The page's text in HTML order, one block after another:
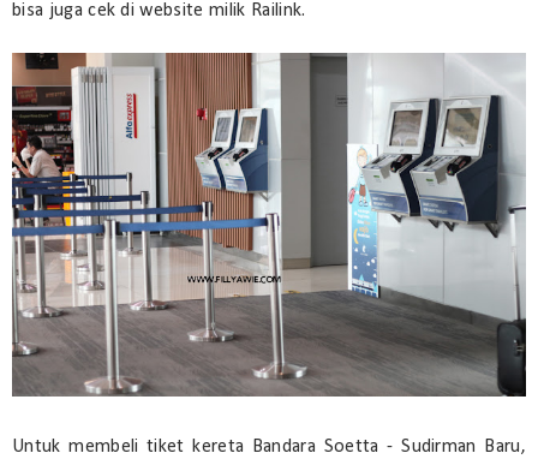
bisa juga cek di website milik Railink.
Untuk membeli tiket kereta Bandara Soetta - Sudirman Baru,